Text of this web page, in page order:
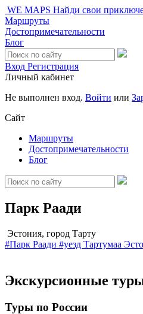
WE MAPS Найди свои
Маршруты
Достопримечательности
Блог
Вход Регистрация
Личный кабинет
Не выполнен вход. Войти или
Сайт
Маршруты
Достопримечательности
Блог
Парк Раади
Эстония, город Тарту
#Парк Раади #уезд Тартумаа
Экскурсионные
Туры по России